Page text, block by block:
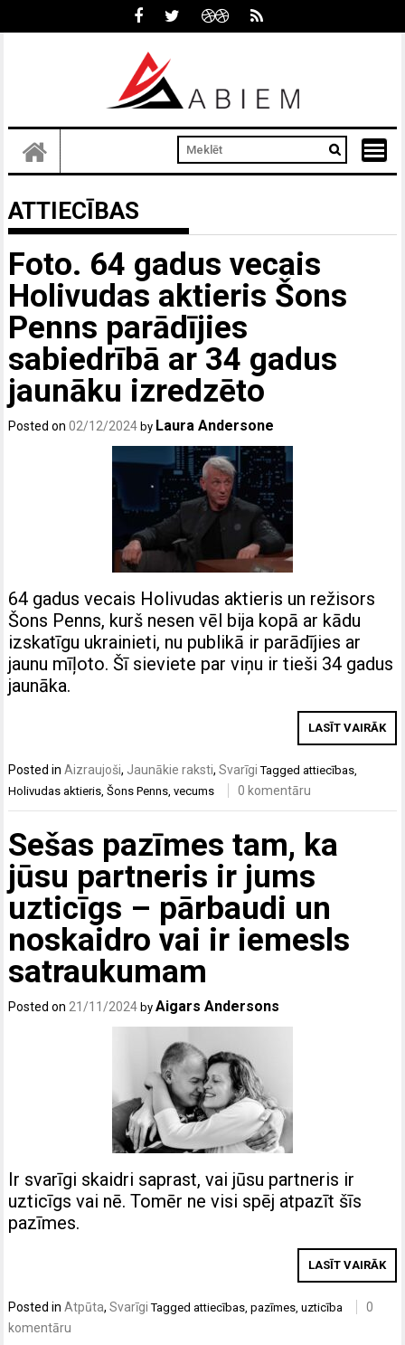
ATTIECĪBAS
Foto. 64 gadus vecais
Holivudas aktieris Šons
Penns parādījies
sabiedrībā ar 34 gadus
jaunāku izredzēto
Posted on02/12/2024 by Laura Andersone
64 gadus vecais Holivudas aktieris un režisors
Šons Penns, kurš nesen vēl bija kopā ar kādu
izskatīgu ukrainieti, nu publikā ir parādījies ar
jaunu mīļoto. Šī sieviete par viņu ir tieši 34 gadus
jaunāka.
LASĪT VAIRĀK
Posted inAizraujoši, Jaunākie raksti,Svarīgi Taggedattiecības,
Holivudas aktieris,Šons Penns,vecums 0 komentāru
Sešas pazīmes tam, ka
jūsu partneris ir jums
uzticīgs – pārbaudi un
noskaidro vai ir iemesls
satraukumam
Posted on 21/11/2024 byAigars Andersons
Ir svarīgi skaidri saprast, vai jūsu partneris ir
uzticīgs vai nē. Tomēr ne visi spēj atpazīt šīs
pazīmes.
LASĪT VAIRĀK
Posted inAtpūta,Svarīgi Taggedattiecības ,pazīmes ,uzticība
0
komentāru